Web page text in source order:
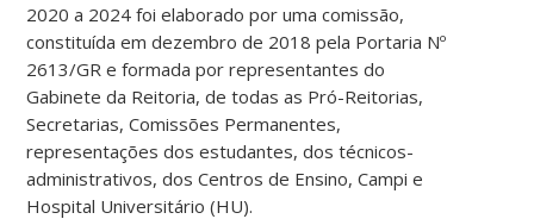
2020 a 2024 foi elaborado por uma comissão,
constituída em dezembro de 2018 pela Portaria Nº
2613/GR e formada por representantes do
Gabinete da Reitoria, de todas as Pró-Reitorias,
Secretarias, Comissões Permanentes,
representações dos estudantes, dos técnicos-
administrativos, dos Centros de Ensino, Campi e
Hospital Universitário (HU).